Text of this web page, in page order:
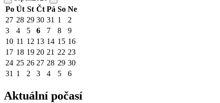
Po Út St Čt Pá So Ne
27 28 29 30 31 1
2
3
4 5 6 7 8
9
10 11 12 13 14 15 16
17 18 19 20 21 22 23
24 25 26 27 28 29 30
31 1 2 3 4 5 6
Aktuální počasí